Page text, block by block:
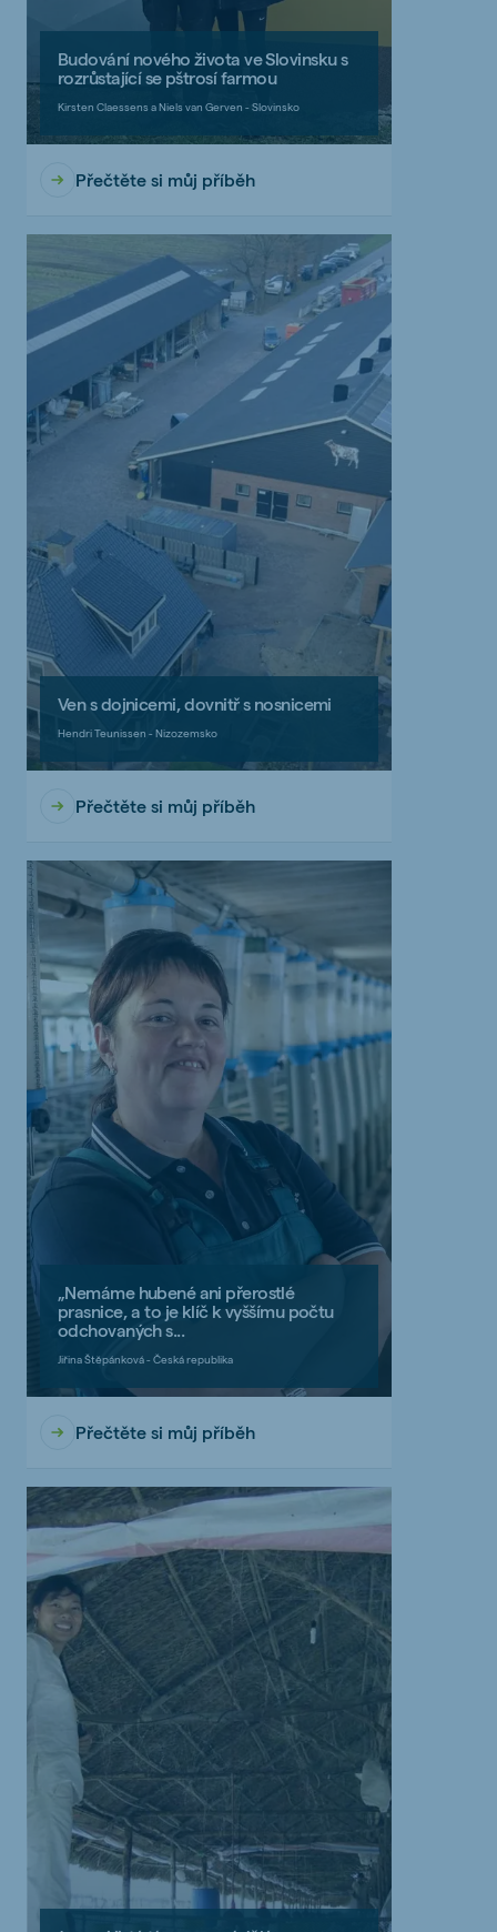
Budování nového života ve Slovinsku s
rozrůstající se pštrosí farmou
Kirsten Claessens a Niels van Gerven - Slovinsko
Přečtěte si můj příběh
Ven s dojnicemi, dovnitř s nosnicemi
Hendri Teunissen - Nizozemsko
Přečtěte si můj příběh
„Nemáme hubené ani přerostlé
prasnice, a to je klíč k vyššímu počtu
odchovaných s...
Jiřina Štěpánková - Česká republika
Přečtěte si můj příběh